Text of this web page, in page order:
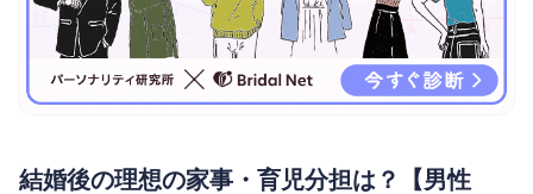
結婚後の理想の家事・育児分担は？【男性